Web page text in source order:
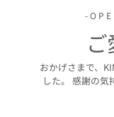
-
おかげさまで、
した。 感謝の気